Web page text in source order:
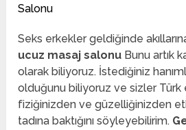
Salonu
Seks erkekler geldiğinde
ucuz masaj salonu Bunu artık
olarak biliyoruz. İstediğiniz
olduğunu biliyoruz ve sizler Türk
fiziğinizden ve güzelliğinizden
tadına baktığını söyleyebilirim.